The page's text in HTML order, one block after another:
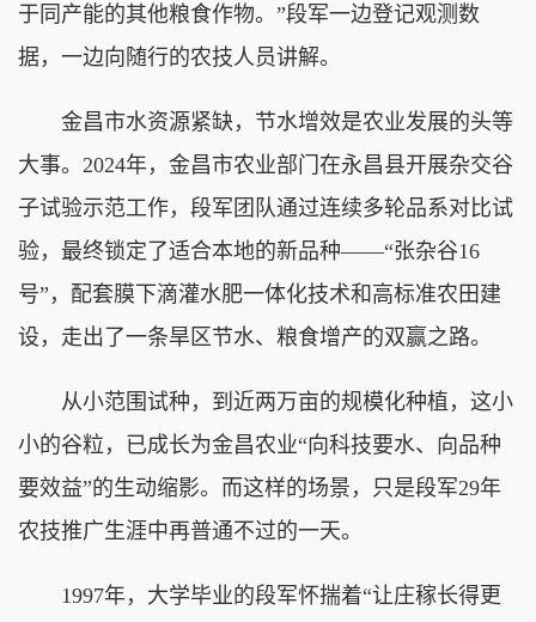
于同产能的其他粮食作物。”段军一边登记观测数
据，一边向随行的农技人员讲解。
金昌市水资源紧缺，节水增效是农业发展的头等
大事。2024年，金昌市农业部门在永昌县开展杂交谷
子试验示范工作，段军团队通过连续多轮品系对比试
验，最终锁定了适合本地的新品种——“张杂谷16
号”，配套膜下滴灌水肥一体化技术和高标准农田建
设，走出了一条旱区节水、粮食增产的双赢之路。
从小范围试种，到近两万亩的规模化种植，这小
小的谷粒，已成长为金昌农业“向科技要水、向品种
要效益”的生动缩影。而这样的场景，只是段军29年
农技推广生涯中再普通不过的一天。
1997年，大学毕业的段军怀揣着“让庄稼长得更